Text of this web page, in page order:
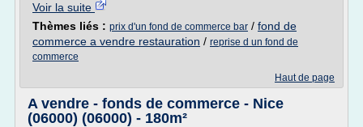
Voir la suite
Thèmes liés : prix d'un fond de commerce bar / fond de
commerce a vendre restauration / reprise d un fond de
commerce
Haut de page
A vendre - fonds de commerce - Nice
(06000) (06000) - 180m²